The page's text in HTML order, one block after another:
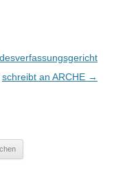
schreibt an ARCHE →